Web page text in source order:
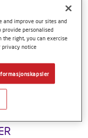
and improve our sites and
provide personalised
the right, you can exercise
privacy notice